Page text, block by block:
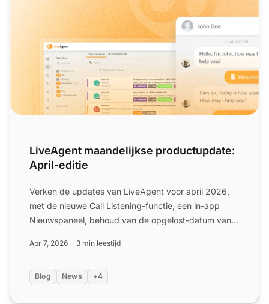
LiveAgent maandelijkse productupdate:
April-editie
Verken de updates van LiveAgent voor april 2026,
met de nieuwe Call Listening-functie, een in-app
Nieuwspaneel, behoud van de opgelost-datum van
Apr 7, 2026 3 min leestijd
Blog News +4